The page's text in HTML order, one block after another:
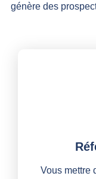
génère des
Vous mettre